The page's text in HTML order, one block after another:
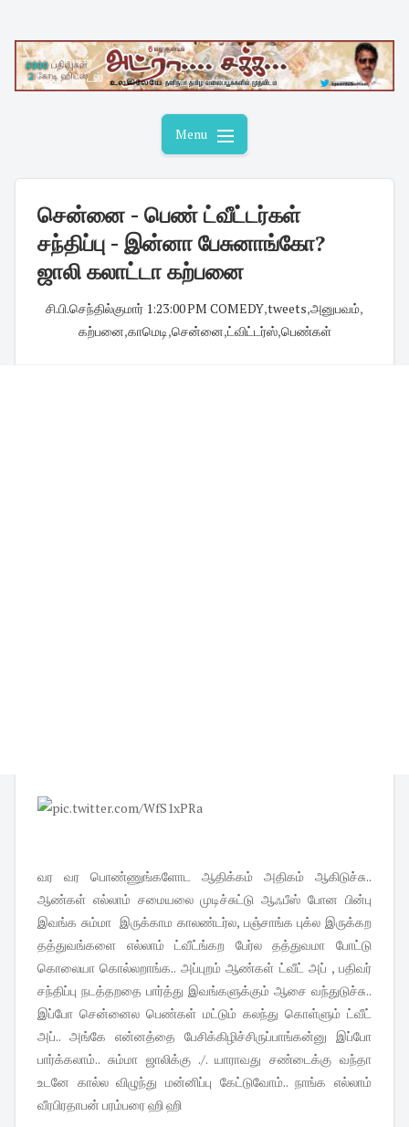
content
Menu
சென்னை - பெண் ட்வீட்டர்கள்
சந்திப்பு - இன்னா பேசுனாங்கோ?
ஜாலி கலாட்டா கற்பனை
சி.பி.செந்தில்குமார் 1:23:00 PM COMEDY,tweets,அனுபவம்,
கற்பனை,காமெடி,சென்னை,ட்விட்டர்ஸ்,பெண்கள்
வர வர பொண்ணுங்களோட ஆதிக்கம் அதிகம் ஆகிடுச்சு..
ஆண்கள் எல்லாம் சமையலை முடிச்சுட்டு ஆஃபீஸ் போன பின்பு
இவங்க சும்மா இருக்காம காலண்டர்ல, பஞ்சாங்க புக்ல இருக்கற
தத்துவங்களை எல்லாம் ட்வீட்ங்கற பேர்ல தத்துவமா போட்டு
கொலையா கொல்லறாங்க.. அப்புறம் ஆண்கள் ட்வீட் அப் , பதிவர்
சந்திப்பு நடத்தறதை பார்த்து இவங்களுக்கும் ஆசை வந்துடுச்சு..
இப்போ சென்னைல பெண்கள் மட்டும் கலந்து கொள்ளும் ட்வீட்
அப்.. அங்கே என்னத்தை பேசிக்கிழிச்சிருப்பாங்கன்னு இப்போ
பார்க்கலாம்.. சும்மா ஜாலிக்கு ./. யாராவது சண்டைக்கு வந்தா
உடனே கால்ல விழுந்து மன்னிப்பு கேட்டுவோம்.. நாங்க எல்லாம்
வீரபிரதாபன் பரம்பரை ஹி ஹி